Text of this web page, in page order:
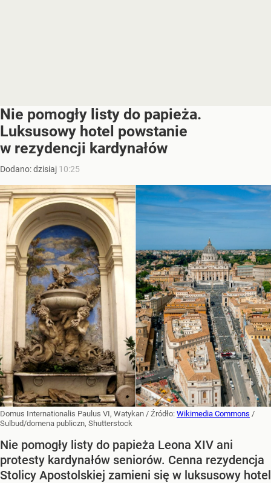
Nie pomogły listy do papieża.
Luksusowy hotel powstanie
w rezydencji kardynałów
Dodano:dzisiaj 10:25
Domus Internationalis Paulus VI, Watykan / Źródło: Wikimedia Commons /
Sulbud/domena publiczn, Shutterstock
Nie pomogły listy do papieża Leona XIV ani
protesty kardynałów seniorów. Cenna rezydencja
Stolicy Apostolskiej zamieni się w luksusowy hotel